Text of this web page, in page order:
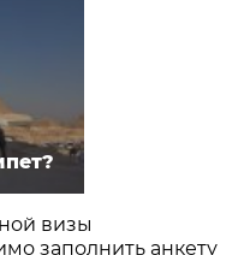
визы
заполнить анкету